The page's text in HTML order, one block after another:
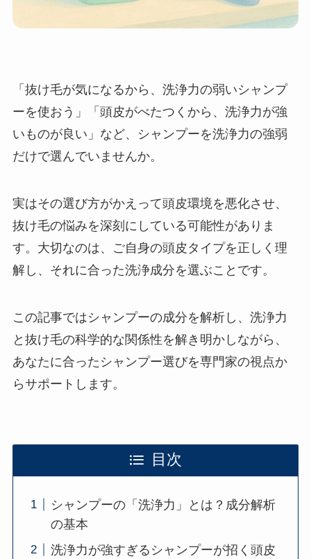
「抜け毛が気になるから、洗浄力の弱いシャンプ
ーを使おう」「頭皮がべたつくから、洗浄力が強
いものが良い」など、シャンプーを洗浄力の強弱
だけで選んでいませんか。
実はその選び方がかえって頭皮環境を悪化させ、
抜け毛の悩みを深刻にしている可能性がありま
す。大切なのは、ご自身の頭皮タイプを正しく理
解し、それに合った洗浄成分を選ぶことです。
この記事ではシャンプーの成分を解析し、洗浄力
と抜け毛の科学的な関係性を解き明かしながら、
あなたに合ったシャンプー選びを専門家の視点か
らサポートします。
目次
シャンプーの「洗浄力」とは？成分解析
の基本
洗浄力が強すぎるシャンプーが招く頭皮